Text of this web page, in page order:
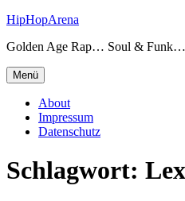
Zum
springen
HipHopArena
Golden Age Rap… Soul &
Menü
About
Impressum
Datenschutz
Schlagwort: